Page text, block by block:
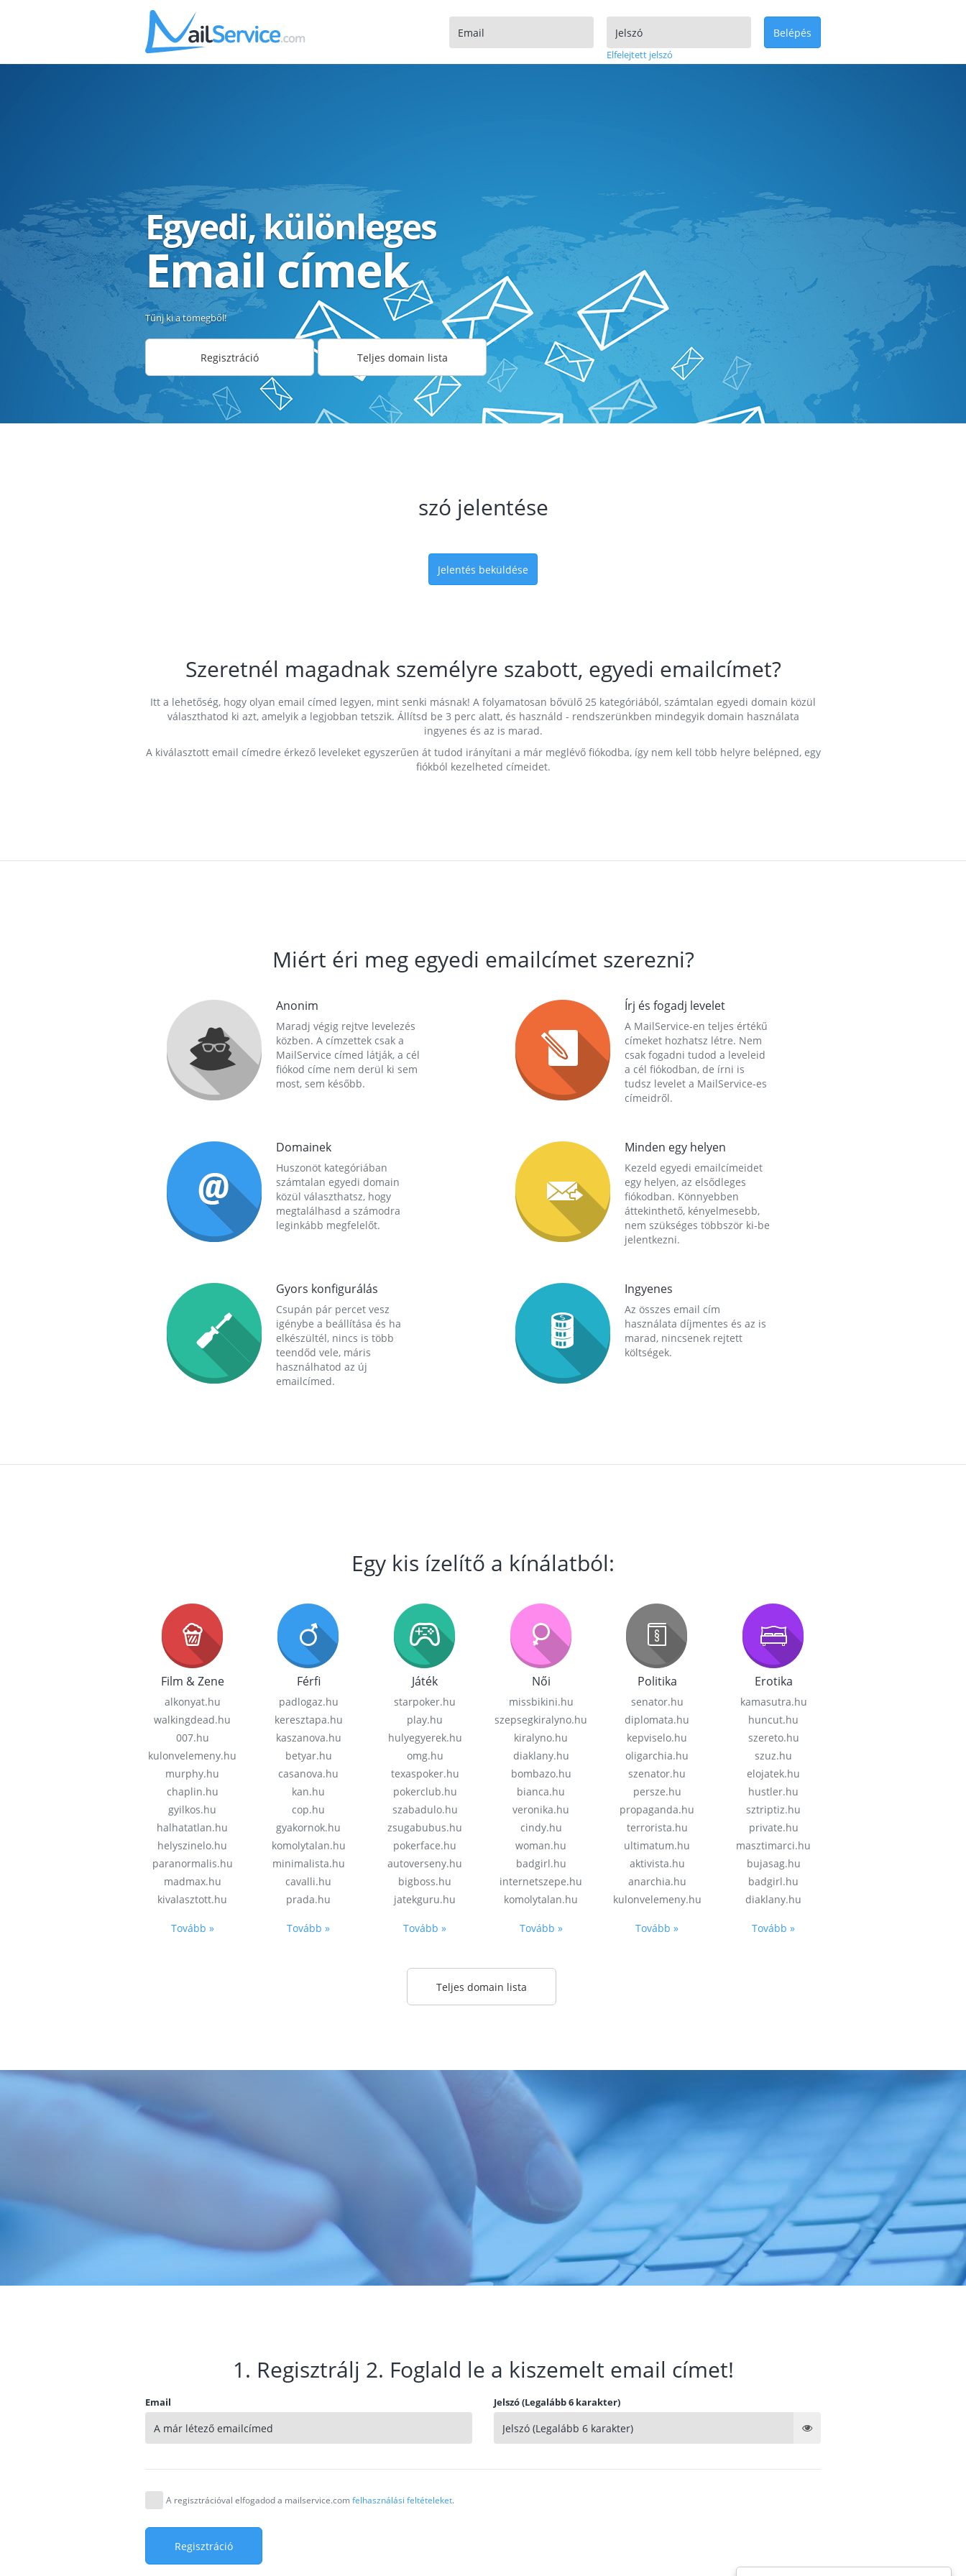
Elfelejtett jelszó
Belépés
Egyedi, különleges
Email címek
Tűnj ki a tömegből!
Regisztráció Teljes domain lista
szó jelentése
Jelentés beküldése
Szeretnél magadnak személyre szabott, egyedi emailcímet?
Itt a lehetőség, hogy olyan email címed legyen, mint senki másnak! A folyamatosan bővülő 25 kategóriából, számtalan egyedi domain közül
választhatod ki azt, amelyik a legjobban tetszik. Állítsd be 3 perc alatt, és használd - rendszerünkben mindegyik domain használata
ingyenes és az is marad.
A kiválasztott email címedre érkező leveleket egyszerűen át tudod irányítani a már meglévő fiókodba, így nem kell több helyre belépned, egy
fiókból kezelheted címeidet.
Miért éri meg egyedi emailcímet szerezni?
Anonim
Maradj végig rejtve levelezés
közben. A címzettek csak a
MailService címed látják, a cél
fiókod címe nem derül ki sem
most, sem később.
Írj és fogadj levelet
A MailService-en teljes értékű
címeket hozhatsz létre. Nem
csak fogadni tudod a leveleid
a cél fiókodban, de írni is
tudsz levelet a MailService-es
címeidről.
Domainek
Huszonöt kategóriában
számtalan egyedi domain
közül választhatsz, hogy
megtalálhasd a számodra
leginkább megfelelőt.
Minden egy helyen
Kezeld egyedi emailcímeidet
egy helyen, az elsődleges
fiókodban. Könnyebben
áttekinthető, kényelmesebb,
nem szükséges többször ki-be
jelentkezni.
Gyors konfigurálás
Csupán pár percet vesz
igénybe a beállítása és ha
elkészültél, nincs is több
teendőd vele, máris
használhatod az új
emailcímed.
Ingyenes
Az összes email cím
használata díjmentes és az is
marad, nincsenek rejtett
költségek.
Egy kis ízelítő a kínálatból:
Film & Zene
alkonyat.hu
walkingdead.hu
007.hu
kulonvelemeny.hu
murphy.hu
chaplin.hu
gyilkos.hu
halhatatlan.hu
helyszinelo.hu
paranormalis.hu
madmax.hu
kivalasztott.hu
Tovább »
Férfi
padlogaz.hu
keresztapa.hu
kaszanova.hu
betyar.hu
casanova.hu
kan.hu
cop.hu
gyakornok.hu
komolytalan.hu
minimalista.hu
cavalli.hu
prada.hu
Tovább »
Játék
starpoker.hu
play.hu
hulyegyerek.hu
omg.hu
texaspoker.hu
pokerclub.hu
szabadulo.hu
zsugabubus.hu
pokerface.hu
autoverseny.hu
bigboss.hu
jatekguru.hu
Tovább »
Női
missbikini.hu
szepsegkiralyno.hu
kiralyno.hu
diaklany.hu
bombazo.hu
bianca.hu
veronika.hu
cindy.hu
woman.hu
badgirl.hu
internetszepe.hu
komolytalan.hu
Tovább »
Politika
senator.hu
diplomata.hu
kepviselo.hu
oligarchia.hu
szenator.hu
persze.hu
propaganda.hu
terrorista.hu
ultimatum.hu
aktivista.hu
anarchia.hu
kulonvelemeny.hu
Tovább »
Erotika
kamasutra.hu
huncut.hu
szereto.hu
szuz.hu
elojatek.hu
hustler.hu
sztriptiz.hu
private.hu
masztimarci.hu
bujasag.hu
badgirl.hu
diaklany.hu
Tovább »
Teljes domain lista
1. Regisztrálj 2. Foglald le a kiszemelt email címet!
Email Jelszó (Legalább 6 karakter)
A regisztrációval elfogadod a mailservice.comfelhasználási feltételeket.
Regisztráció